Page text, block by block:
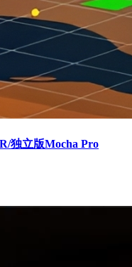
独立版Mocha Pro